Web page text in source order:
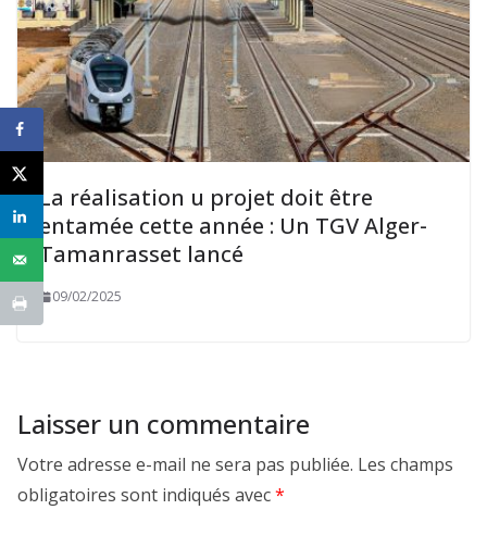
La réalisation u projet doit être
entamée cette année : Un TGV Alger-
Tamanrasset lancé
09/02/2025
Laisser un commentaire
Votre adresse e-mail ne sera pas publiée. Les champs
obligatoires sont indiqués avec*